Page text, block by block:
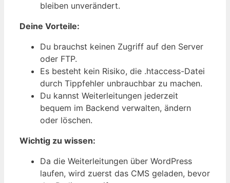
bleiben unverändert.
Deine Vorteile:
Du brauchst keinen Zugriff auf den Server
oder FTP.
Es besteht kein Risiko, die .htaccess-Datei
durch Tippfehler unbrauchbar zu machen.
Du kannst Weiterleitungen jederzeit
bequem im Backend verwalten, ändern
oder löschen.
Wichtig zu wissen:
Da die Weiterleitungen über WordPress
laufen, wird zuerst das CMS geladen, bevor